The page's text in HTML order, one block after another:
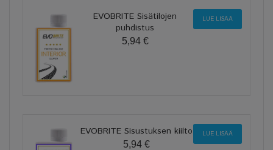
EVOBRITE Sisätilojen
puhdistus
5,94 €
LUE LISÄÄ
EVOBRITE Sisustuksen kiilto
5,94 €
LUE LISÄÄ